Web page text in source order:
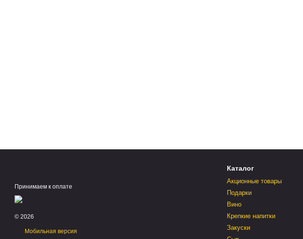
Принимаем к оплате
© 2026
Мобильная версия
Каталог
Акционные товары
Подарки
Вино
Крепкие напитки
Закуски